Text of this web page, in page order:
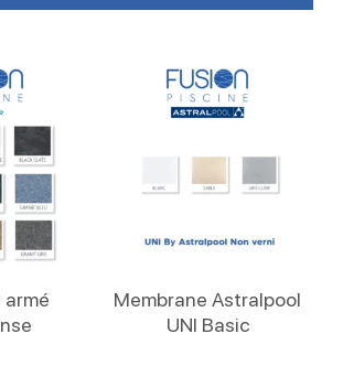
armé
Membrane Astralpool
UNI Basic